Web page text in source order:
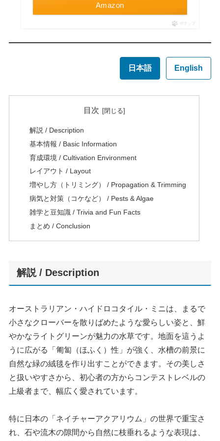
Amazon
ポチップ
日本語 English
目次
解説 / Description
基本情報 / Basic Information
育成環境 / Cultivation Environment
レイアウト / Layout
増やし方（トリミング） / Propagation & Trimming
病気と対策（コケなど） / Pests & Algae
雑学と豆知識 / Trivia and Fun Facts
まとめ / Conclusion
解説 / Description
オーストラリアン・ハイドロコタイル・ミニは、まるで
小さなクローバーを散りばめたような愛らしい姿と、鮮
やかなライトグリーンが魅力の水草です。地面を這うよ
うに広がる「匍匐（ほふく）性」が強く、水槽の前景に
自然な緑の絨毯を作り出すことができます。その美しさ
と扱いやすさから、初心者の方からコンテストレベルの
上級者まで、幅広く愛されています。
特に日本の「ネイチャーアクアリウム」の世界で重宝さ
れ、石や流木の隙間から自然に枝垂れるような表現は、